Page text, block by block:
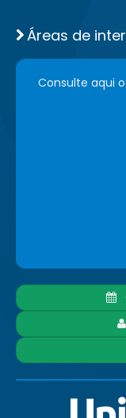
Áreas de
Consulte aqui